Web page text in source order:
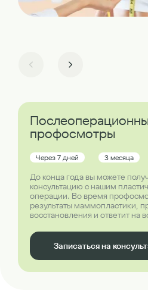
профосмотры
Через 7 дней 3 месяца
До конца года вы можете
консультацию с нашим
операции. Во время
результаты маммопластики,
восстановления и ответит на
Записаться на